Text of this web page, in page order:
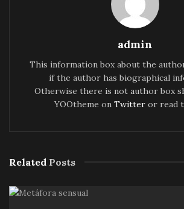
admin
This information box about the
if the author has biographical
Otherwise there is not author box
YOOtheme on Twitteror read
Related Posts